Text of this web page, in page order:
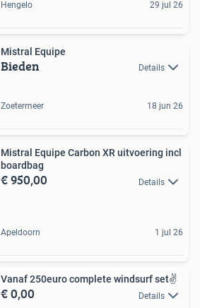
Hengelo 29 jul 26
Mistral Equipe
Bieden Details
Zoetermeer 18 jun 26
Mistral Equipe Carbon XR uitvoering incl
boardbag
€ 950,00 Details
Apeldoorn 1 jul 26
Vanaf 250euro complete windsurf set✌️
€ 0,00 Details